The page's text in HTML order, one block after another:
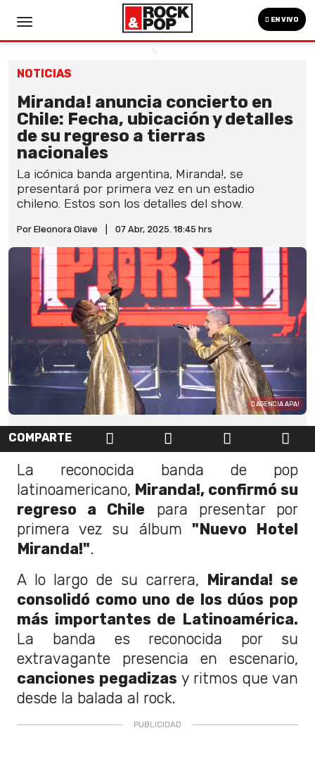
EN VIVO
NOTICIAS
Miranda! anuncia concierto en
Chile: Fecha, ubicación y detalles
de su regreso a tierras
nacionales
La icónica banda argentina, Miranda!, se
presentará por primera vez en un estadio
chileno. Estos son los detalles del show.
Por Eleonora Olave 07 Abr, 2025. 18:45 hrs
AGENCIA APA!
COMPARTE
La reconocida banda de pop
latinoamericano, Miranda!, confirmó su
regreso a Chile para presentar por
primera vez su álbum "Nuevo Hotel
Miranda!".
A lo largo de su carrera, Miranda! se
consolidó como uno de los dúos pop
más importantes de Latinoamérica.
La banda es reconocida por su
extravagante presencia en escenario,
canciones pegadizas y ritmos que van
desde la balada al rock.